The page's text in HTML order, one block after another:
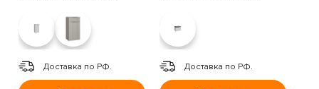
Доставка по РФ. Доставка по РФ.